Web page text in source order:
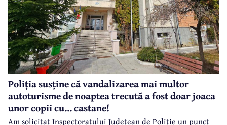
Poliția susține că vandalizarea mai multor
autoturisme de noaptea trecută a fost doar joaca
unor copii cu... castane!
Am solicitat Inspectoratului Județean de Poliție un punct